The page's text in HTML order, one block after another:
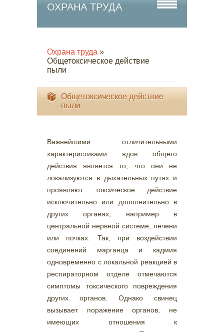
ОХРАНА ТРУДА
Охрана труда »
Общетоксическое действие
пыли
Общетоксическое действие
пыли
Важнейшими отличительными
характеристиками ядов общего
действия является то, что они не
локализуются в дыхательных путях и
проявляют токсическое действие
исключительно или дополнительно в
других органах, например в
центральной нервной системе, печени
или почках. Так, при воздействии
соединений марганца и кадмия
одновременно с локальной реакцией в
респираторном отделе отмечаются
симптомы токсического повреждения
других органов. Однако свинец
вызывает поражение органов, не
имеющих отношения к